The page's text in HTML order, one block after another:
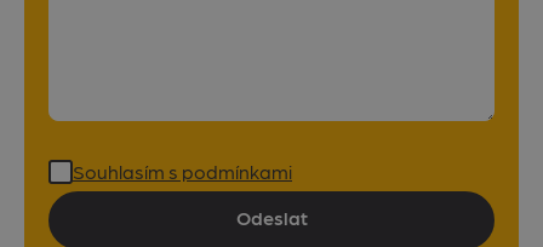
Souhlasím s podmínkami